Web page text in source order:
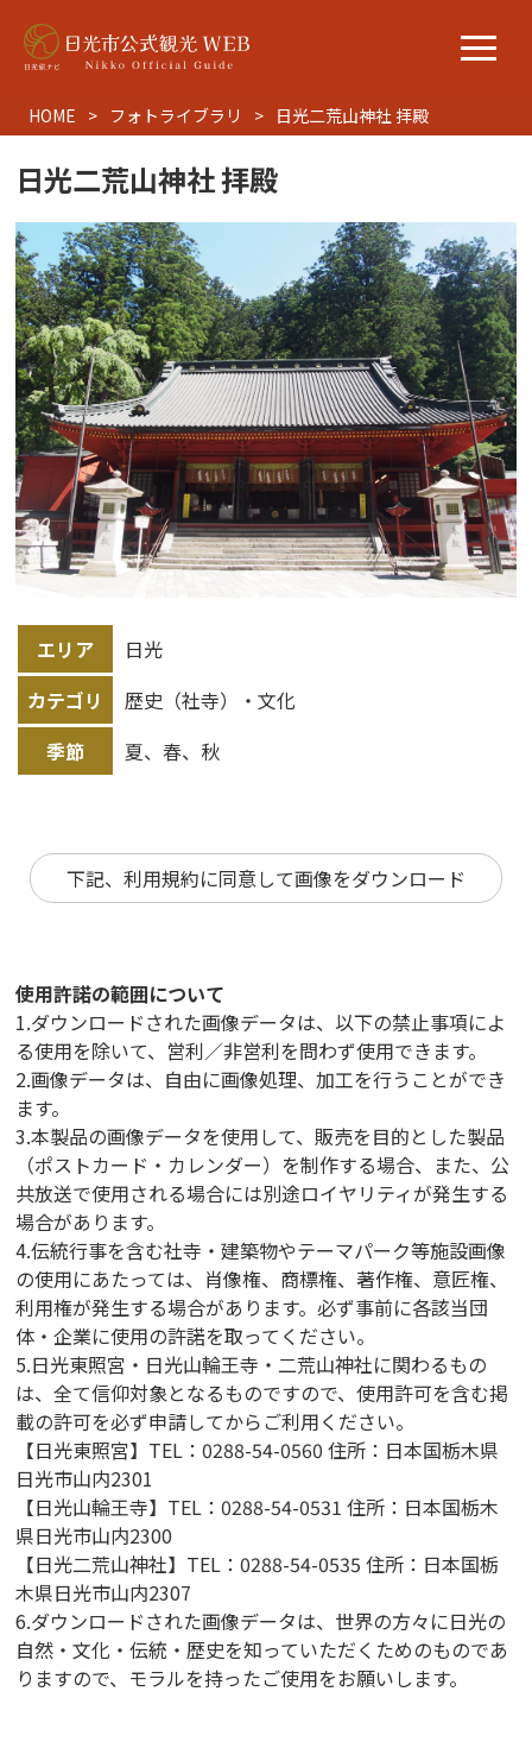
HOME フォトライブラリ 日光二荒山神社 拝殿
日光二荒山神社 拝殿
エリア
日光
カテゴリ
歴史（社寺）・文化
季節
夏、春、秋
下記、利用規約に同意して画像をダウンロード
使用許諾の範囲について
1.ダウンロードされた画像データは、以下の禁止事項によ
る使用を除いて、営利／非営利を問わず使用できます。
2.画像データは、自由に画像処理、加工を行うことができ
ます。
3.本製品の画像データを使用して、販売を目的とした製品
（ポストカード・カレンダー）を制作する場合、また、公
共放送で使用される場合には別途ロイヤリティが発生する
場合があります。
4.伝統行事を含む社寺・建築物やテーマパーク等施設画像
の使用にあたっては、肖像権、商標権、著作権、意匠権、
利用権が発生する場合があります。必ず事前に各該当団
体・企業に使用の許諾を取ってください。
5.日光東照宮・日光山輪王寺・二荒山神社に関わるもの
は、全て信仰対象となるものですので、使用許可を含む掲
載の許可を必ず申請してからご利用ください。
【日光東照宮】TEL：0288-54-0560 住所：日本国栃木県
日光市山内2301
【日光山輪王寺】TEL：0288-54-0531 住所：日本国栃木
県日光市山内2300
【日光二荒山神社】TEL：0288-54-0535 住所：日本国栃
木県日光市山内2307
6.ダウンロードされた画像データは、世界の方々に日光の
自然・文化・伝統・歴史を知っていただくためのものであ
りますので、モラルを持ったご使用をお願いします。